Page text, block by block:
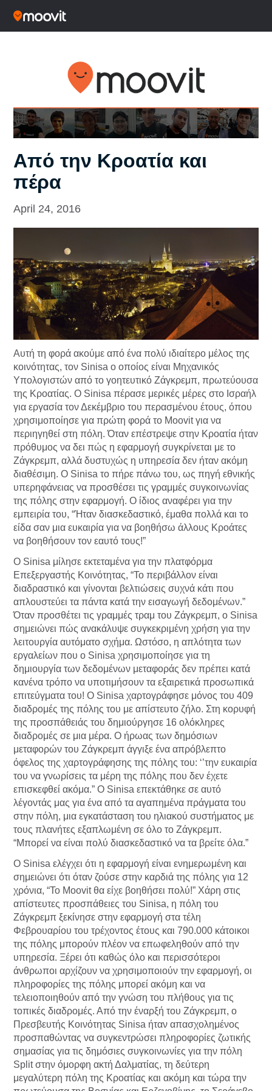
Από την Κροατία και
πέρα
April 24, 2016
Αυτή τη φορά ακούμε από ένα πολύ ιδιαίτερο μέλος της
κοινότητας, τον Sinisa ο οποίος είναι Μηχανικός
Υπολογιστών από το γοητευτικό Ζάγκρεμπ, πρωτεύουσα
της Κροατίας. Ο Sinisa πέρασε μερικές μέρες στο Ισραήλ
για εργασία τον Δεκέμβριο του περασμένου έτους, όπου
χρησιμοποίησε για πρώτη φορά το Moovit για να
περιηγηθεί στη πόλη. Όταν επέστρεψε στην Κροατία ήταν
πρόθυμος να δει πώς η εφαρμογή συγκρίνεται με το
Ζάγκρεμπ, αλλά δυστυχώς η υπηρεσία δεν ήταν ακόμη
διαθέσιμη. Ο Sinisa το πήρε πάνω του, ως πηγή εθνικής
υπερηφάνειας να προσθέσει τις γραμμές συγκοινωνίας
της πόλης στην εφαρμογή. Ο ίδιος αναφέρει για την
εμπειρία του, “Ήταν διασκεδαστικό, έμαθα πολλά και το
είδα σαν μια ευκαιρία για να βοηθήσω άλλους Κροάτες
να βοηθήσουν τον εαυτό τους!”
Ο Sinisa μίλησε εκτεταμένα για την πλατφόρμα
Επεξεργαστής Κοινότητας, “Το περιβάλλον είναι
διαδραστικό και γίνονται βελτιώσεις συχνά κάτι που
απλουστεύει τα πάντα κατά την εισαγωγή δεδομένων.”
Όταν προσθέτει τις γραμμές τραμ του Ζάγκρεμπ, ο Sinisa
σημειώνει πώς ανακάλυψε συγκεκριμένη χρήση για την
λειτουργία αυτόματο σχήμα. Ωστόσο, η απλότητα των
εργαλείων που ο Sinisa χρησιμοποίησε για τη
δημιουργία των δεδομένων μεταφοράς δεν πρέπει κατά
κανένα τρόπο να υποτιμήσουν τα εξαιρετικά προσωπικά
επιτεύγματα του! Ο Sinisa χαρτογράφησε μόνος του 409
διαδρομές της πόλης του με απίστευτο ζήλο. Στη κορυφή
της προσπάθειάς του δημιούργησε 16 ολόκληρες
διαδρομές σε μια μέρα. Ο ήρωας των δημόσιων
μεταφορών του Ζάγκρεμπ άγγιξε ένα απρόβλεπτο
όφελος της χαρτογράφησης της πόλης του: ‘’την ευκαιρία
του να γνωρίσεις τα μέρη της πόλης που δεν έχετε
επισκεφθεί ακόμα.” Ο Sinisa επεκτάθηκε σε αυτό
λέγοντάς μας για ένα από τα αγαπημένα πράγματα του
στην πόλη, μια εγκατάσταση του ηλιακού συστήματος με
τους πλανήτες εξαπλωμένη σε όλο το Ζάγκρεμπ.
“Μπορεί να είναι πολύ διασκεδαστικό να τα βρείτε όλα.”
Ο Sinisa ελέγχει ότι η εφαρμογή είναι ενημερωμένη και
σημειώνει ότι όταν ζούσε στην καρδιά της πόλης για 12
χρόνια, “Το Moovit θα είχε βοηθήσει πολύ!” Χάρη στις
απίστευτες προσπάθειες του Sinisa, η πόλη του
Ζάγκρεμπ ξεκίνησε στην εφαρμογή στα τέλη
Φεβρουαρίου του τρέχοντος έτους και 790.000 κάτοικοι
της πόλης μπορούν πλέον να επωφεληθούν από την
υπηρεσία. Ξέρει ότι καθώς όλο και περισσότεροι
άνθρωποι αρχίζουν να χρησιμοποιούν την εφαρμογή, οι
πληροφορίες της πόλης μπορεί ακόμη και να
τελειοποιηθούν από την γνώση του πλήθους για τις
τοπικές διαδρομές. Από την έναρξή του Ζάγκρεμπ, ο
Πρεσβευτής Κοινότητας Sinisa ήταν απασχολημένος
προσπαθώντας να συγκεντρώσει πληροφορίες ζωτικής
σημασίας για τις δημόσιες συγκοινωνίες για την πόλη
Split στην όμορφη ακτή Δαλματίας, τη δεύτερη
μεγαλύτερη πόλη της Κροατίας και ακόμη και τώρα την